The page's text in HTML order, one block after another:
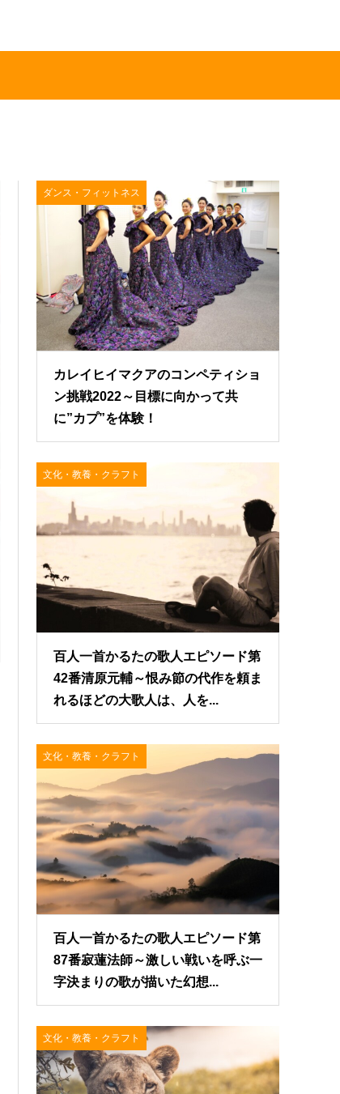
ダンス・フィットネス
いつか踊れるようになりたい！フラダンサー
ダンス・フィットネス
カレイヒイマクアのコンペティショ
ン挑戦2022～目標に向かって共
に”カプ”を体験！
文化・教養・クラフト
百人一首かるたの歌人エピソード第
42番清原元輔～恨み節の代作を頼ま
れるほどの大歌人は、人を...
文化・教養・クラフト
百人一首かるたの歌人エピソード第
87番寂蓮法師～激しい戦いを呼ぶ一
字決まりの歌が描いた幻想...
文化・教養・クラフト